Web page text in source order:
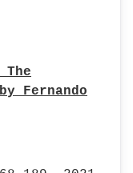
Fernando